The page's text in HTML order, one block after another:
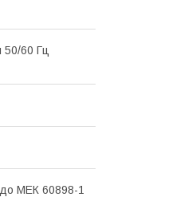
50/60 Гц
до МЕК 60898-1